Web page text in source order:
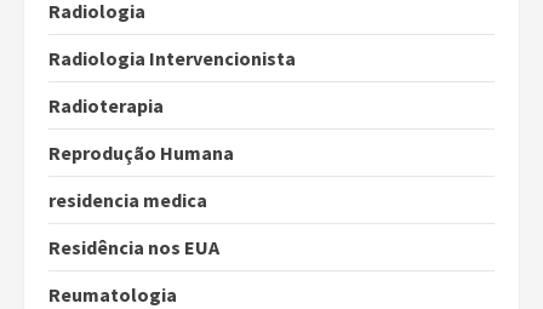
Radiologia
Radiologia Intervencionista
Radioterapia
Reprodução Humana
residencia medica
Residência nos EUA
Reumatologia